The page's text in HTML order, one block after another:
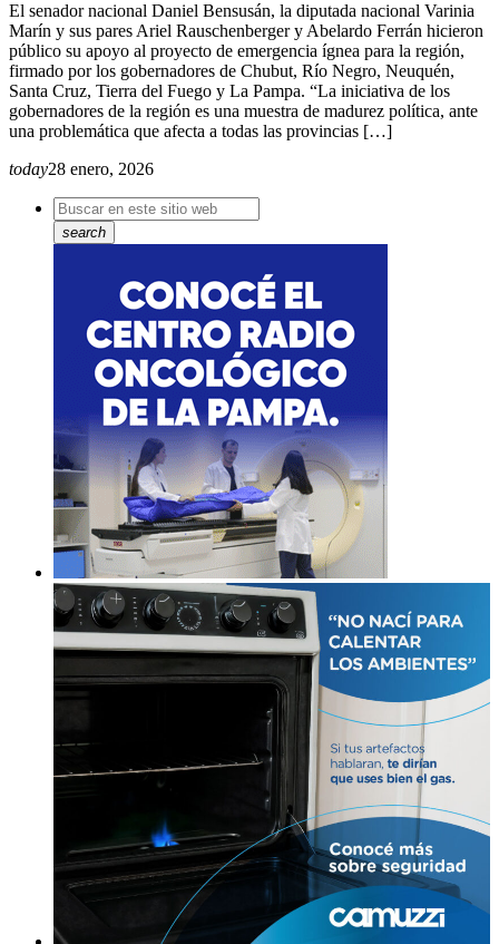
El senador nacional Daniel Bensusán, la diputada nacional Varinia
Marín y sus pares Ariel Rauschenberger y Abelardo Ferrán hicieron
público su apoyo al proyecto de emergencia ígnea para la región,
firmado por los gobernadores de Chubut, Río Negro, Neuquén,
Santa Cruz, Tierra del Fuego y La Pampa. “La iniciativa de los
gobernadores de la región es una muestra de madurez política, ante
una problemática que afecta a todas las provincias […]
today28 enero, 2026
search